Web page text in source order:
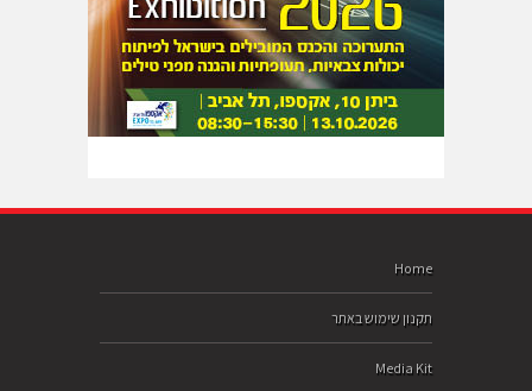
Home
תקנון שימוש באתר
Media Kit